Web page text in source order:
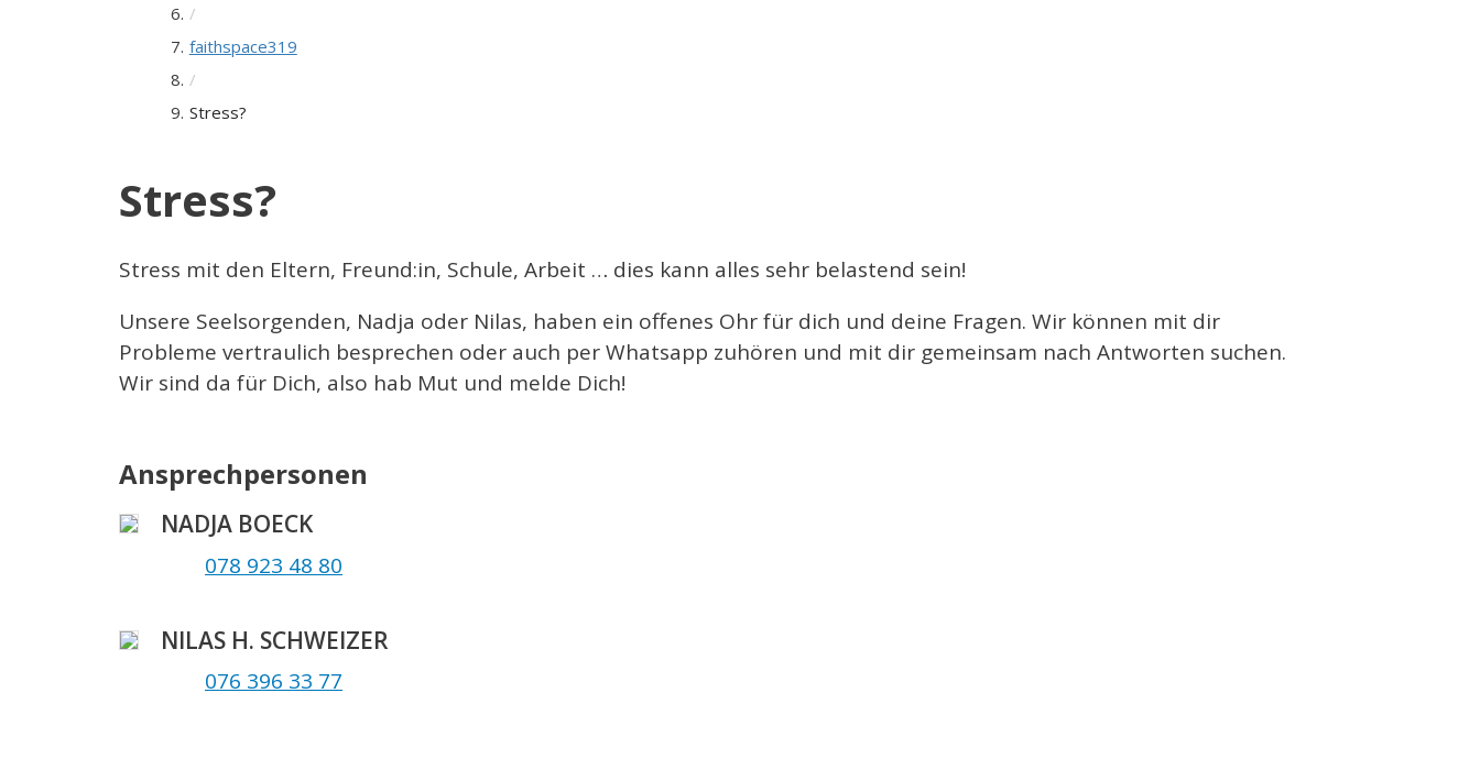
/
faithspace319
/
Stress?
Stress?
Stress mit den Eltern, Freund:in, Schule, Arbeit … dies kann alles sehr belastend sein!
Unsere Seelsorgenden, Nadja oder Nilas, haben ein offenes Ohr für dich und deine Fragen. Wir können mit dir
Probleme vertraulich besprechen oder auch per Whatsapp zuhören und mit dir gemeinsam nach Antworten suchen.
Wir sind da für Dich, also hab Mut und melde Dich!
Ansprechpersonen
NADJA BOECK
078 923 48 80
NILAS H. SCHWEIZER
076 396 33 77